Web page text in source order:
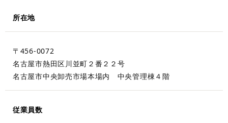
所在地
〒456-0072
名古屋市熱田区川並町２番２２号
名古屋市中央卸売市場本場内 中央管理棟４階
従業員数